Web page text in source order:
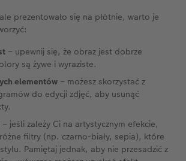
prezentowało się na płótnie, warto je
– upewnij się, że obraz jest dobrze
są żywe i wyraziste.
elementów – możesz skorzystać z
do edycji zdjęć, aby usunąć
– jeśli zależy Ci na artystycznym efekcie,
filtry (np. czarno-biały, sepia), które
Pamiętaj jednak, aby nie przesadzić z